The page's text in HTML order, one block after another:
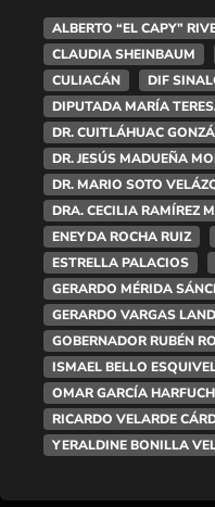
ALBERTO “EL CAPY”
CLAUDIA SHEINBAUM
CULIACÁN
DIF
DIPUTADA MARÍA
DR. CUITLÁHUAC
DR. JESÚS MADUEÑA
DR. MARIO SOTO
DRA. CECILIA RAMÍREZ
ENEYDA ROCHA RUIZ
ESTRELLA PALACIOS
GERARDO MÉRIDA
GERARDO VARGAS
GOBERNADOR RUBÉN
ISMAEL BELLO
OMAR GARCÍA HARFUCH
RICARDO VELARDE
YERALDINE BONILLA